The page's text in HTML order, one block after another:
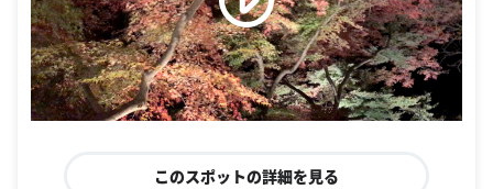
このスポットの詳細を見る